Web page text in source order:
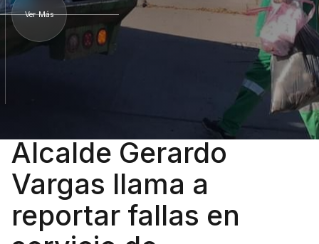
Ver Más
Alcalde Gerardo
Vargas llama a
reportar fallas en